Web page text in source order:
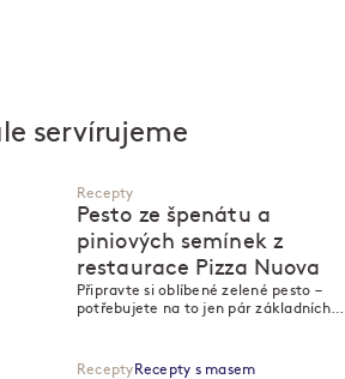
servírujeme
Recepty
Pesto ze špenátu a
piniových semínek z
restaurace Pizza Nuova
Připravte si oblíbené zelené pesto –
potřebujete na to jen pár základních
Recepty Recepty s masem